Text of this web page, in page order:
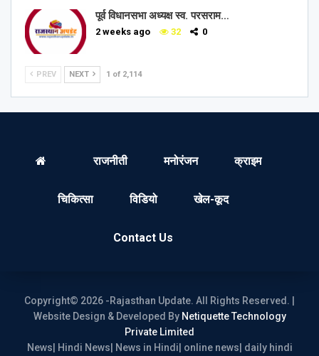
पूर्व विधानसभा अध्यक्ष स्व. परसराम…
2 weeks ago 32 0
PREV NEXT 1 of 2,114
राजनीती मनोरंजन क्राइम
चिकित्सा विडियो खेल-कूद
Contact Us
Copyright© 2026 -Rajasthan Update. All Rights Reserved. |
Website Design & Developed By Netiquette Technology
Private Limited
News| Hindi News| News in Hindi| online news| daily hindi